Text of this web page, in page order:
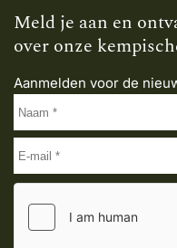
Meld je aan en
over onze
Aanmelden voor de